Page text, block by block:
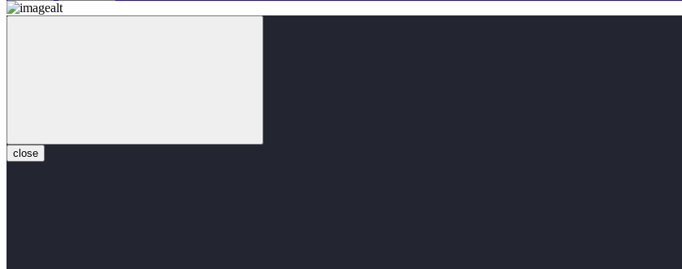
close